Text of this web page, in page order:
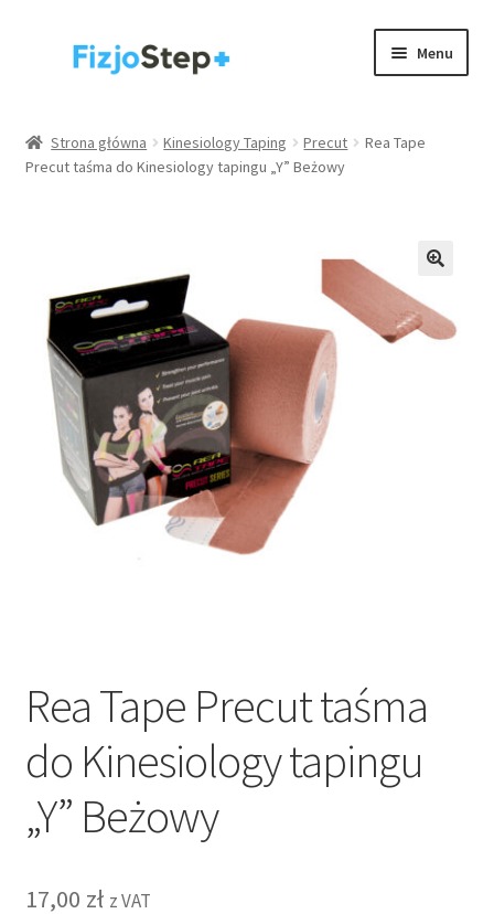
Przejdź
Przejdź
Menu
Wyposażenie gabinetów
Rehabilitacja / trening
Zdrowie
Rozwiń
Strona główna
Strona główna Kinesiology Taping Precut
Rea Tape
Precut taśma do Kinesiology tapingu „Y” Beżowy
Rea Tape Precut taśma
do Kinesiology tapingu
„Y” Beżowy
17,00 zł z VAT